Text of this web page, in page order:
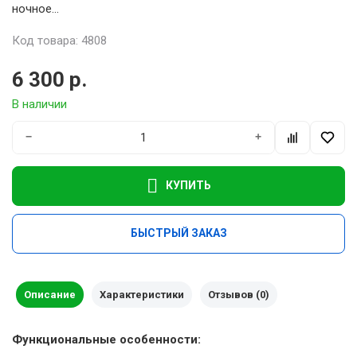
ночное...
Код товара: 4808
6 300 р.
В наличии
− +
КУПИТЬ
БЫСТРЫЙ ЗАКАЗ
Описание Характеристики Отзывов (0)
Функциональные особенности: